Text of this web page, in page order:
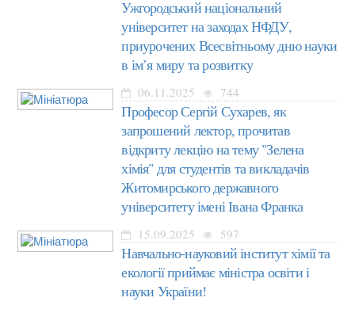
Ужгородський національний
університет на заходах НФДУ,
приурочених Всесвітньому дню науки
в ім’я миру та розвитку
06.11.2025 744
Професор Сергій Сухарев, як
запрошений лектор, прочитав
відкриту лекцію на тему "Зелена
хімія" для студентів та викладачів
Житомирського державного
університету імені Івана Франка
15.09.2025 597
Навчально-науковий інститут хімії та
екології приймає міністра освіти і
науки України!